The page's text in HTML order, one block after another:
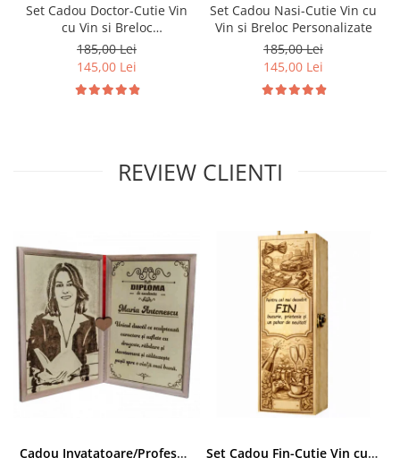
Set Cadou Doctor-Cutie Vin
cu Vin si Breloc
Personalizate
185,00 Lei
145,00 Lei
Set Cadou Nasi-Cutie Vin cu
Vin si Breloc Personalizate
185,00 Lei
145,00 Lei
REVIEW CLIENTI
Cadou Invatatoare/Profesoara/Educatoare "Catalogul Amintirilor" Set Cadou Fin-Cutie Vin cu Vin si Breloc Personalizate